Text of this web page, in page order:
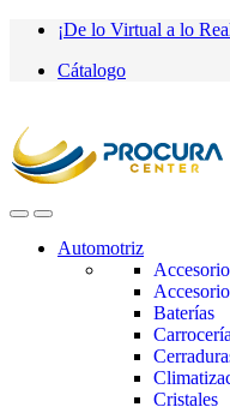
Saltar
navegación
saltar
contenido
¡De lo Virtual a lo
Cátalogo
Automotriz
Baterías
Carrocería
Cristales